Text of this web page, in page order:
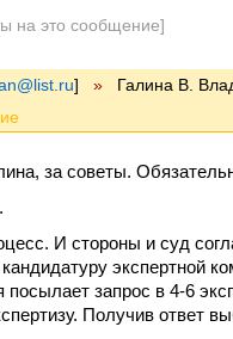
на это сообщение]
] » Галина В.
за советы.
И стороны и суд
экспертной
посылает запрос в 4-6
Получив ответ